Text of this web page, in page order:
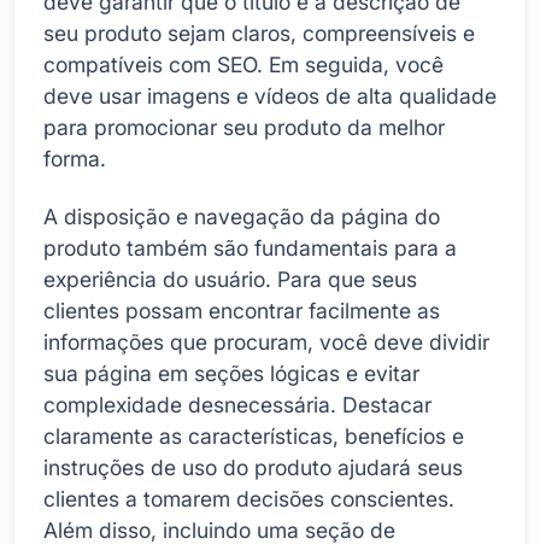
seu produto sejam claros, compreensíveis e
compatíveis com SEO. Em seguida, você
deve usar imagens e vídeos de alta qualidade
para promocionar seu produto da melhor
forma.
A disposição e navegação da página do
produto também são fundamentais para a
experiência do usuário. Para que seus
clientes possam encontrar facilmente as
informações que procuram, você deve dividir
sua página em seções lógicas e evitar
complexidade desnecessária. Destacar
claramente as características, benefícios e
instruções de uso do produto ajudará seus
clientes a tomarem decisões conscientes.
Além disso, incluindo uma seção de